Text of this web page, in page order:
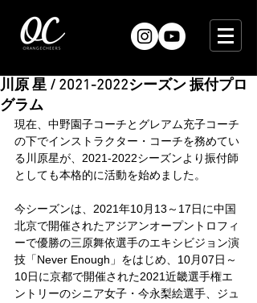
川原 星 / 2021-2022シーズン 振付プロ
グラム
現在、中野園子コーチとグレアム充子コーチ
の下でインストラクター・コーチを務めてい
る川原星が、2021-2022シーズンより振付師
としても本格的に活動を始めました。
今シーズンは、2021年10月13～17日に中国
北京で開催されたアジアンオープントロフィ
ーで優勝の三原舞依選手のエキシビジョン演
技「Never Enough」をはじめ、10月07日～
10日に京都で開催された2021近畿選手権エ
ントリーのシニア女子・今永梨絵選手、ジュ